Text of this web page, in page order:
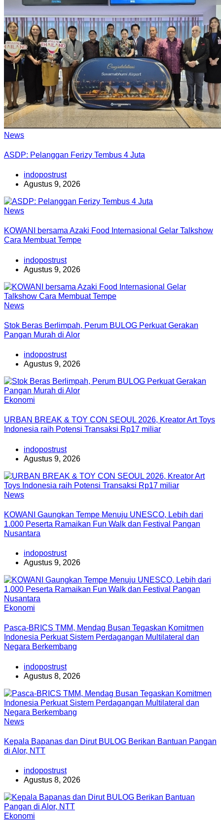
News
ASDP: Pelanggan Ferizy Tembus 4 Juta
indopostrust
Agustus 9, 2026
News
KOWANI bersama Azaki Food Internasional Gelar Talkshow
Cara Membuat Tempe
indopostrust
Agustus 9, 2026
News
Stok Beras Berlimpah, Perum BULOG Perkuat Gerakan
Pangan Murah di Alor
indopostrust
Agustus 9, 2026
Ekonomi
URBAN BREAK & TOY CON SEOUL 2026, Kreator Art Toys
Indonesia raih Potensi Transaksi Rp17 miliar
indopostrust
Agustus 9, 2026
News
KOWANI Gaungkan Tempe Menuju UNESCO, Lebih dari
1.000 Peserta Ramaikan Fun Walk dan Festival Pangan
Nusantara
indopostrust
Agustus 9, 2026
Ekonomi
Pasca-BRICS TMM, Mendag Busan Tegaskan Komitmen
Indonesia Perkuat Sistem Perdagangan Multilateral dan
Negara Berkembang
indopostrust
Agustus 8, 2026
News
Kepala Bapanas dan Dirut BULOG Berikan Bantuan Pangan
di Alor, NTT
indopostrust
Agustus 8, 2026
Ekonomi